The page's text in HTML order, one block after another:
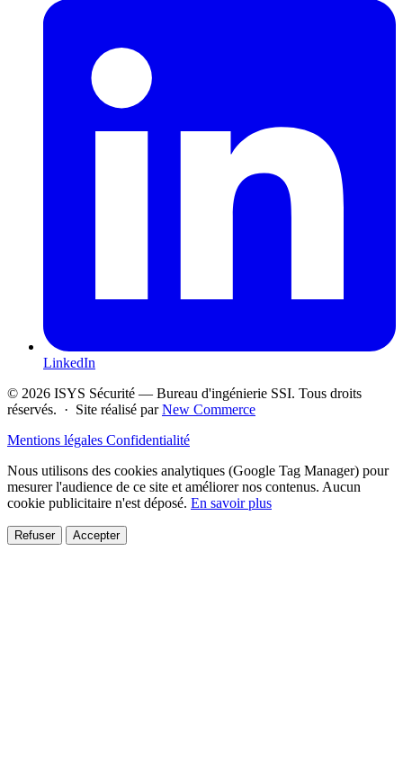
LinkedIn
© 2026 ISYS Sécurité — Bureau d'ingénierie SSI. Tous droits
réservés. · Site réalisé parNew Commerce
Mentions légales Confidentialité
Nous utilisons des cookies analytiques (Google Tag Manager) pour
mesurer l'audience de ce site et améliorer nos contenus. Aucun
cookie publicitaire n'est déposé. En savoir plus
Refuser Accepter